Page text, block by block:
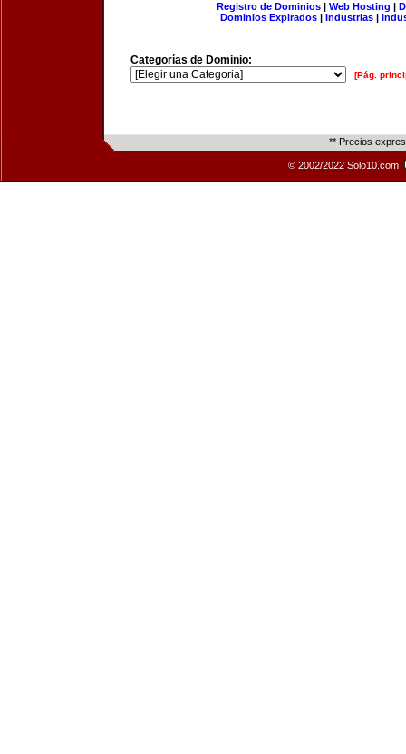
Registro de Dominios| Web Hosting |
Dominios Expirados | Industrias |
Categorías de Dominio:
[Pág.
** Precios
© 2002/2022 Solo10.com